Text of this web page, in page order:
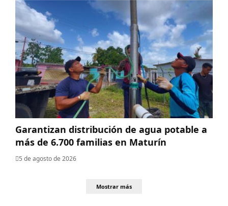
Garantizan distribución de agua potable a
más de 6.700 familias en Maturín
5 de agosto de 2026
Mostrar más